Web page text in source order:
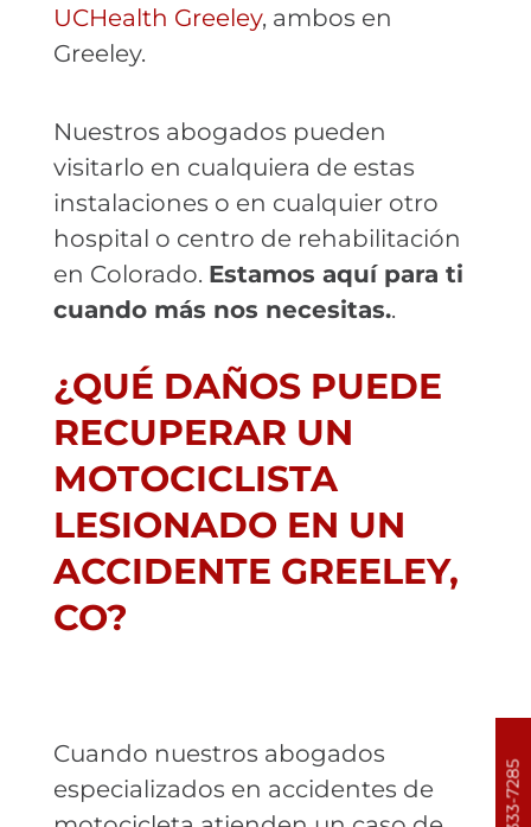
UCHealth Greeley, ambos en
Greeley.
Nuestros abogados pueden
visitarlo en cualquiera de estas
instalaciones o en cualquier otro
hospital o centro de rehabilitación
en Colorado. Estamos aquí para ti
cuando más nos necesitas..
¿QUÉ DAÑOS PUEDE
RECUPERAR UN
MOTOCICLISTA
LESIONADO EN UN
ACCIDENTE GREELEY,
CO?
Cuando nuestros abogados
especializados en accidentes de